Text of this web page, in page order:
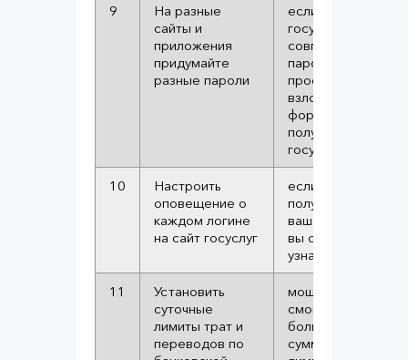
9
На разные
сайты и
приложения
придумайте
разные пароли
если пароль от
госуслуг
совпадает с
паролем на
простой форум, то
взломав этот
форум хакер
получит пароль к
госуслугам
10
Настроить
оповещение о
каждом логине
на сайт госуслуг
если мошенники
получат доступ к
вашему аккаунту,
вы об этом сразу
узнаете
11
Установить
суточные
лимиты трат и
переводов по
мошенники не
смогут вывести
больше этой
суммы. Повысить